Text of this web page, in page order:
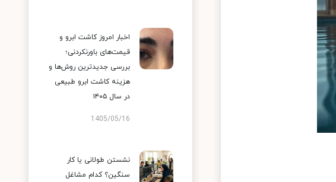
اخبار امروز کاشت ابرو و
قیمت‌های باورنکردنی؛
بررسی جدیدترین روش‌ها و
هزینه کاشت ابرو طبیعی
در سال ۱۴۰۵
1405/05/16
نشستن طولانی یا کار
سنگین؟ کدام مشاغل